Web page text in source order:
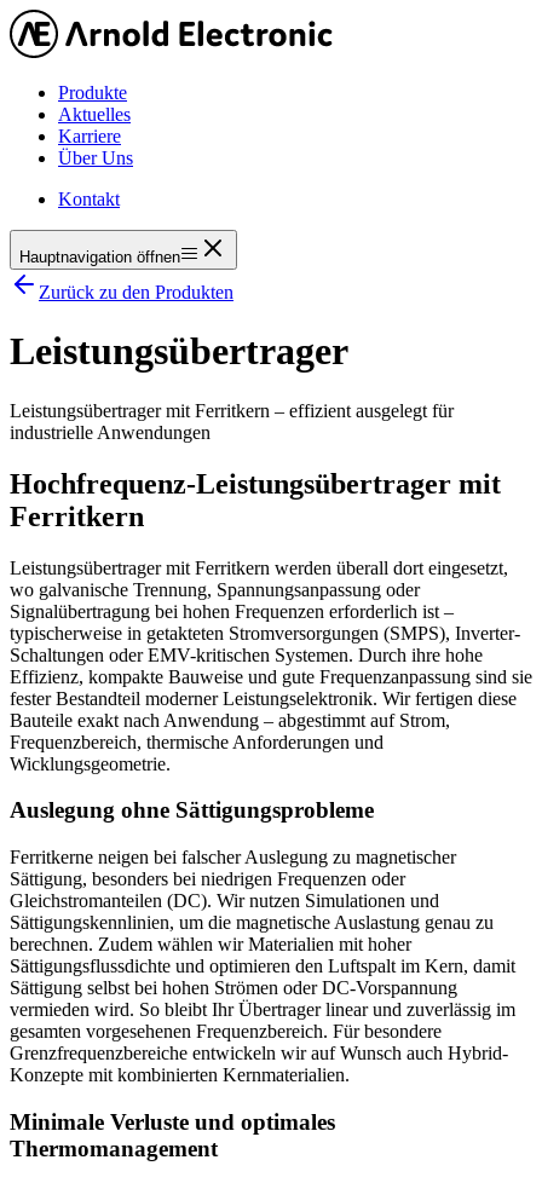
Produkte
Aktuelles
Karriere
Über Uns
Kontakt
Hauptnavigation öffnen
Zurück zu den Produkten
Leistungsübertrager
Leistungsübertrager mit Ferritkern – effizient ausgelegt für
industrielle Anwendungen
Hochfrequenz-Leistungsübertrager mit
Ferritkern
Leistungsübertrager mit Ferritkern werden überall dort eingesetzt,
wo galvanische Trennung, Spannungsanpassung oder
Signalübertragung bei hohen Frequenzen erforderlich ist –
typischerweise in getakteten Stromversorgungen (SMPS), Inverter-
Schaltungen oder EMV-kritischen Systemen. Durch ihre hohe
Effizienz, kompakte Bauweise und gute Frequenzanpassung sind sie
fester Bestandteil moderner Leistungselektronik. Wir fertigen diese
Bauteile exakt nach Anwendung – abgestimmt auf Strom,
Frequenzbereich, thermische Anforderungen und
Wicklungsgeometrie.
Auslegung ohne Sättigungsprobleme
Ferritkerne neigen bei falscher Auslegung zu magnetischer
Sättigung, besonders bei niedrigen Frequenzen oder
Gleichstromanteilen (DC). Wir nutzen Simulationen und
Sättigungskennlinien, um die magnetische Auslastung genau zu
berechnen. Zudem wählen wir Materialien mit hoher
Sättigungsflussdichte und optimieren den Luftspalt im Kern, damit
Sättigung selbst bei hohen Strömen oder DC-Vorspannung
vermieden wird. So bleibt Ihr Übertrager linear und zuverlässig im
gesamten vorgesehenen Frequenzbereich. Für besondere
Grenzfrequenzbereiche entwickeln wir auf Wunsch auch Hybrid-
Konzepte mit kombinierten Kernmaterialien.
Minimale Verluste und optimales
Thermomanagement